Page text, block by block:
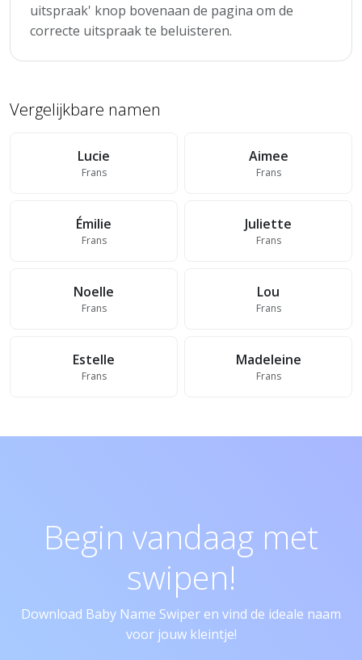
uitspraak' knop bovenaan de pagina om de
correcte uitspraak te beluisteren.
Vergelijkbare namen
Lucie
Frans
Aimee
Frans
Émilie
Frans
Juliette
Frans
Noelle
Frans
Lou
Frans
Estelle
Frans
Madeleine
Frans
Begin vandaag met
swipen!
Download Baby Name Swiper en vind de ideale naam
voor jouw kleintje!